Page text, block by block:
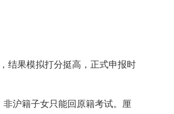
结果模拟打分挺高，正式申报时
沪籍子女只能回原籍考试。厘